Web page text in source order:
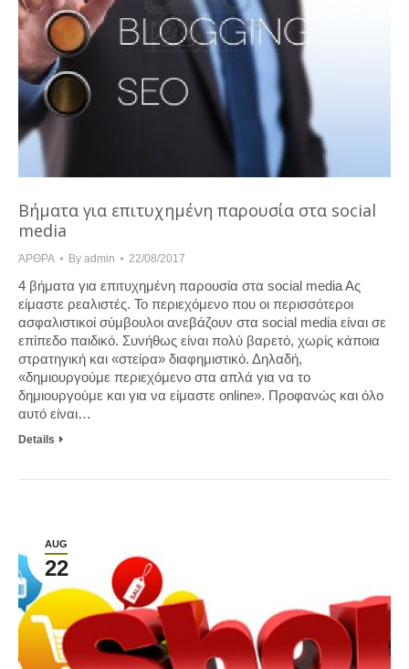
Βήματα για επιτυχημένη παρουσία στα social
media
ΆΡΘΡΑ By admin 22/08/2017
4 βήματα για επιτυχημένη παρουσία στα social media Aς
είμαστε ρεαλιστές. Το περιεχόμενο που οι περισσότεροι
ασφαλιστικοί σύμβουλοι ανεβάζουν στα social media είναι σε
επίπεδο παιδικό. Συνήθως είναι πολύ βαρετό, χωρίς κάποια
στρατηγική και «στείρα» διαφημιστικό. Δηλαδή,
«δημιουργούμε περιεχόμενο στα απλά για να το
δημιουργούμε και για να είμαστε online». Προφανώς και όλο
αυτό είναι…
Details
AUG
22